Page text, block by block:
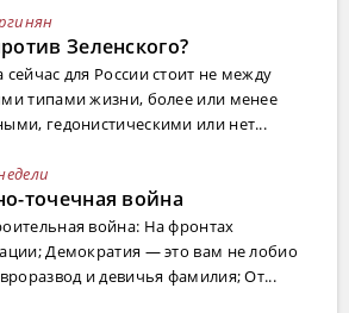
Зеленского?
для России стоит не между
типами жизни, более или менее
гедонистическими или нет...
точечная война
война: На фронтах
Демократия — это вам не лобио
и девичья фамилия; От...